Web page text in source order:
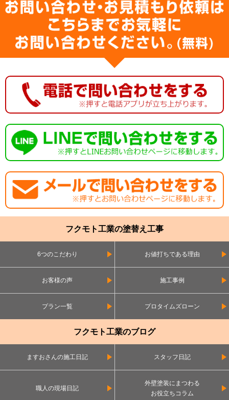
フクモト工業の塗替え工事
6つのこだわり お値打ちである理由
お客様の声 施工事例
プラン一覧 プロタイムズローン
フクモト工業のブログ
ますおさんの施工日記 スタッフ日記
職人の現場日記
外壁塗装にまつわる
お役立ちコラム